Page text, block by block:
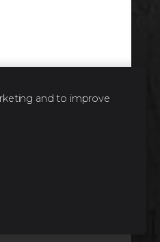
and to improve